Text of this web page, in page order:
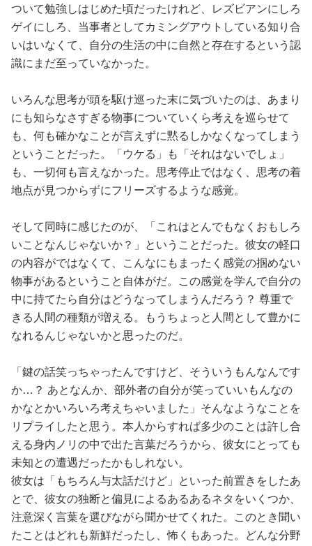
ついて勉強しはじめた頃だったけれど、レズビアンにしろ
ゲイにしろ、当事者としてカミングアウトしている知り合
いはいなくて、自分の生活の中に自然と存在するという認
識にまだ至っていなかった。
いろんな思考が頭を駆け巡った末に気づいたのは、あまり
にも知らなさすぎる物事についていくら考えを巡らせて
も、何も確かなことが言えずに黙るしかなくなってしまう
ということだった。「ウケる」も「それはないでしょ」
も、一切何も言えなかった。思考停止ではなく、思考の着
地点が見つからずにフリーズするような感覚。
そして同時に感じたのが、「これはとんでもなくおもしろ
いことなんじゃないか？」ということだった。彼女の軽口
の内容がではなくて、こんなにもまったく感覚の掴めない
物事があるということ自体がだ。この感覚を学んで自分の
中に持てたら自分はどうなってしまうんだろう？ 尊重で
きる人間の種類が増える。もうちょっと人間として豊かに
なれるんじゃないかと思ったのだ。
「鍵の話笑っちゃったんですけど、そういうもんなんです
か…？ あとなんか、部外者の自分が笑っていいもんなの
かなとかいろいろ考えちゃいました」そんなようなことを
リプライしたと思う。本人からすれば多少のことは許し合
える身内ノリの中で出た言葉だろうから、彼女にとっても
未知との遭遇だったかもしれない。
彼女は「もちろん与太話だけど」といった前置きをしたあ
とで、彼女の独断と偏見によるあるあるネタをいくつか、
注意深く言葉を選びながら聞かせてくれた。このとき聞い
たことはどれも新鮮だったし、怖くもあった。どんな分野